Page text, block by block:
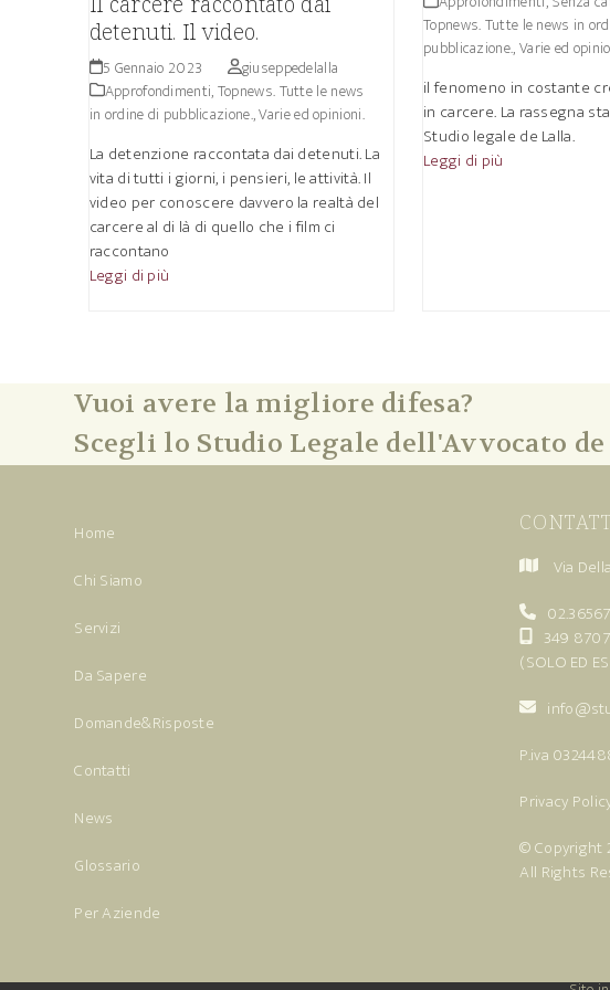
detenuti. Il video.
5 Gennaio 2023
giuseppedelalla
Approfondimenti,Topnews. Tutte le news
in ordine di pubblicazione.,Varie ed opinioni.
La detenzione raccontata dai detenuti. La
vita di tutti i giorni, i pensieri, le attività. Il
video per conoscere davvero la realtà del
carcere al di là di quello che i film ci
raccontano
Leggi di più
Topnews. Tutte le news in
pubblicazione.,Varie ed
il fenomeno in costante
in carcere. La rassegna
Studio legale de Lalla.
Leggi di più
Vuoi avere la migliore difesa?
Scegli lo Studio Legale dell'Avvocato
Home
Chi Siamo
Servizi
Da Sapere
Domande&Risposte
Contatti
News
Glossario
Per Aziende
Via
349
(SOLO ED
P.iva
Privacy
© Copyright
All Rights